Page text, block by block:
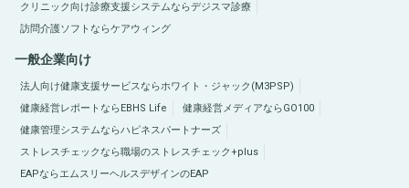
クリニック向け診療支援システムならデジスマ診療
訪問介護ソフトならケアウィング
一般企業向け
法人向け健康支援サービスならホワイト・ジャック(M3PSP)
健康経営レポートならEBHS Life
健康経営メディアならGO100
健康管理システムならハピネスパートナーズ
ストレスチェックなら職場のストレスチェック+plus
EAPならエムスリーヘルスデザインのEAP